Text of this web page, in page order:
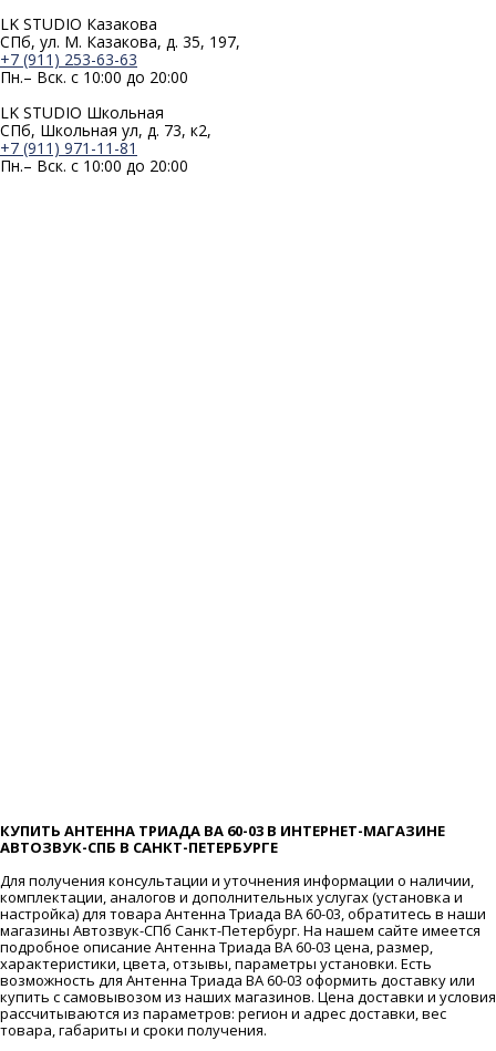
LK STUDIO Казакова
СПб, ул. М. Казакова, д. 35, 197,
+7 (911) 253-63-63
Пн.– Вск. с 10:00 до 20:00
LK STUDIO Школьная
СПб, Школьная ул, д. 73, к2,
+7 (911) 971-11-81
Пн.– Вск. с 10:00 до 20:00
КУПИТЬ АНТЕННА ТРИАДА BA 60-03 В ИНТЕРНЕТ-МАГАЗИНЕ
АВТОЗВУК-СПБ В САНКТ-ПЕТЕРБУРГЕ
Для получения консультации и уточнения информации о наличии,
комплектации, аналогов и дополнительных услугах (установка и
настройка) для товара Антенна Триада BA 60-03, обратитесь в наши
магазины Автозвук-СПб Санкт-Петербург. На нашем сайте имеется
подробное описание Антенна Триада BA 60-03 цена, размер,
характеристики, цвета, отзывы, параметры установки. Есть
возможность для Антенна Триада BA 60-03 оформить доставку или
купить с самовывозом из наших магазинов. Цена доставки и условия
рассчитываются из параметров: регион и адрес доставки, вес
товара, габариты и сроки получения.